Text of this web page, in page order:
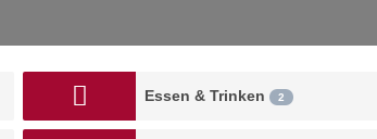
Essen & Trinken 2